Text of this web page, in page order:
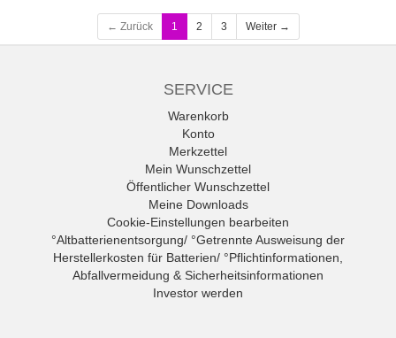
← Zurück 1 2 3 Weiter →
SERVICE
Warenkorb
Konto
Merkzettel
Mein Wunschzettel
Öffentlicher Wunschzettel
Meine Downloads
Cookie-Einstellungen bearbeiten
°Altbatterienentsorgung/ °Getrennte Ausweisung der
Herstellerkosten für Batterien/ °Pflichtinformationen,
Abfallvermeidung & Sicherheitsinformationen
Investor werden